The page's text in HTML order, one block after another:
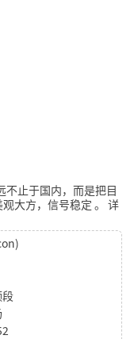
止于国内，而是把目
大方，信号稳定 。 详